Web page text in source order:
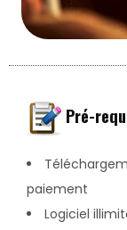
Pré-
paiement
Logiciel